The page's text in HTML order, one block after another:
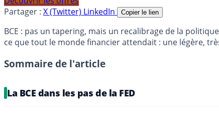
Partager : X (Twitter) LinkedIn Copier le lien
BCE : pas un tapering, mais un recalibrage de la
ce que tout le monde financier attendait : une légère,
Sommaire de l'article
La BCE dans les pas de la FED